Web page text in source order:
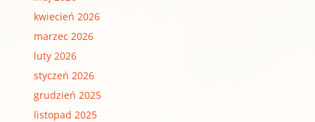
kwiecień 2026
marzec 2026
luty 2026
styczeń 2026
grudzień 2025
listopad 2025